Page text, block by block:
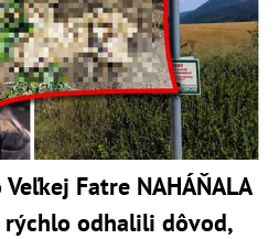
Fatre NAHÁŇALA
odhalili dôvod,